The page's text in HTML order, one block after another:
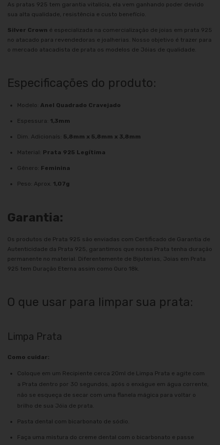
As pratas 925 tem garantia vitalícia, ela vem ganhando poder devido
sua alta qualidade, resistência e custo benefício.
Silver Crown é especializada na comercialização de joias em prata 925
no atacado para revendedoras e joalherias. Nosso objetivo é trazer para
o mercado atacadista de prata os modelos de Jóias de qualidade.
Especificações do produto:
Modelo: Anel Quadrado Cravejado
Espessura: 1,3mm
Dim. Adicionaís: 5,8mm x 5,8mm x 3,8mm
Material: Prata 925 Legítima
Gênero: Feminina
Peso: Aprox. 1,07g
Garantia:
Os produtos de Prata 925 são enviadas com Certificado de Garantia de
Autenticidade da Prata 925, garantimos que nossa Prata tenha duração
permanente no material. Diferentemente de Bijuterias, Joias em Prata
925 tem Duração Eterna assim como Ouro 18k.
O que usar para limpar sua prata:
Limpa Prata
Como cuidar:
Coloque em um Recipiente cerca 20ml de Limpa Prata e agite com
a Prata dentro por 30 segundos, após o enxágue em água corrente,
não se esqueça de secar com uma flanela mágica para voltar o
brilho de sua Jóia de prata.
Pasta dental com bicarbonato de sódio.
Faça uma mistura do creme dental com o bicarbonato e passe